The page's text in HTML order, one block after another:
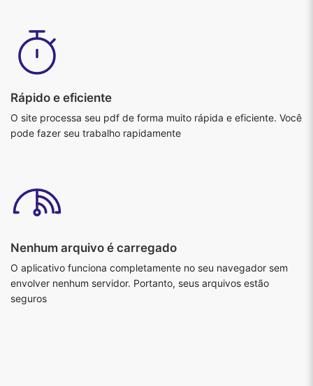
Rápido e eficiente
O site processa seu pdf de forma muito rápida e eficiente. Você
pode fazer seu trabalho rapidamente
Nenhum arquivo é carregado
O aplicativo funciona completamente no seu navegador sem
envolver nenhum servidor. Portanto, seus arquivos estão
seguros